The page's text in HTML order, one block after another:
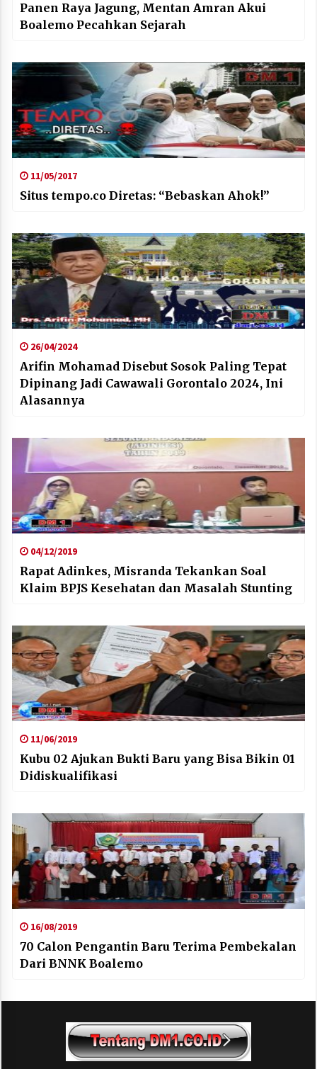
Panen Raya Jagung, Mentan Amran Akui
Boalemo Pecahkan Sejarah
11/05/2017
Situs tempo.co Diretas: “Bebaskan Ahok!”
26/04/2024
Arifin Mohamad Disebut Sosok Paling Tepat
Dipinang Jadi Cawawali Gorontalo 2024, Ini
Alasannya
04/12/2019
Rapat Adinkes, Misranda Tekankan Soal
Klaim BPJS Kesehatan dan Masalah Stunting
11/06/2019
Kubu 02 Ajukan Bukti Baru yang Bisa Bikin 01
Didiskualifikasi
16/08/2019
70 Calon Pengantin Baru Terima Pembekalan
Dari BNNK Boalemo